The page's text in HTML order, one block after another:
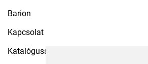
Barion
Kapcsolat
Katalógusaink